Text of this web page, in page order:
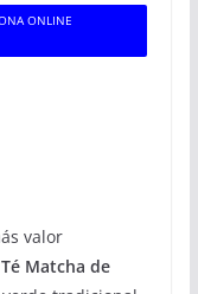
ONLINE
valor
Té Matcha de